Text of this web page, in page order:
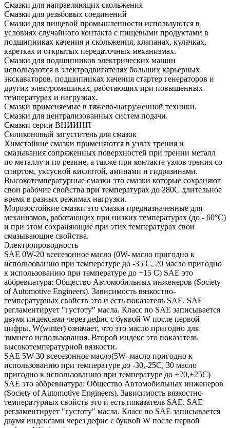
Смазки для направляющих скольжения
Смазки для резьбовых соединений
Смазки для пищевой промышленности используются в
условиях случайного контакта с пищевыми продуктами в
подшипниках качения и скольжения, клапанах, кулачках,
каретках и открытых передаточных механизмах.
Смазки для подшипников электрических машин
используются в электродвигателях больших карьерных
экскаваторов, подшипниках качения стартер генераторов и
других электромашинах, работающих при повышенных
температурах и нагрузках.
Смазки применяемые в тяжело-нагруженной техники.
Смазки для централизованных систем подачи.
Смазки серии ВНИИНП
Силиконовый загуститель для смазок
Химстойкие смазки применяются в узлах трения и
смазывания сопряженных поверхностей при трении металл
по металлу и по резине, а также при контакте узлов трения со
спиртом, уксусной кислотой, аминами и гидразинами.
Высокотемпературные смазки это смазки которые сохраняют
свои рабочие свойства при температурах до 280С длительное
время в разных режимах нагрузки.
Морозостойкие смазки это смазки предназначенные для
механизмов, работающих при низких температурах (до - 60°С)
и при этом сохраняющие при этих температурах свои
смазывающие свойства.
Электропроводность
SAE 0W-20 всесезонное масло (0W- масло пригодно к
использованию при температуре до -35 С, 20 масло пригодно
к использованию при температуре до +15 С) SAE это
аббревиатура: Общество Автомобильных инженеров (Society
of Automotive Engineers). Зависимость вязкостно-
температурных свойств это и есть показатель SAE. SAE
регламентирует "густоту" масла. Класс по SAE записывается
двумя индексами через дефис с буквой W после первой
цифры. W(winter) означает, что это масло пригодно для
зимнего использования. Второй индекс это показатель
высокотемпературной вязкости.
SAE 5W-30 всесезонное масло(5W- масло пригодно к
использованию при температуре до -30,-25С, 30 масло
пригодно к использованию при температуре до +20,+25С)
SAE это аббревиатура: Общество Автомобильных инженеров
(Society of Automotive Engineers). Зависимость вязкостно-
температурных свойств это и есть показатель SAE. SAE
регламентирует "густоту" масла. Класс по SAE записывается
двумя индексами через дефис с буквой W после первой